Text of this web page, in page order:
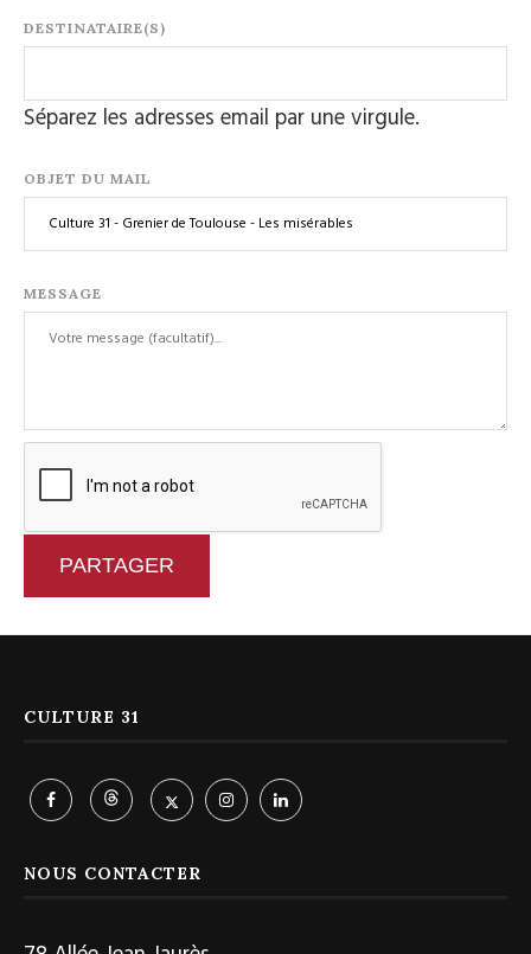
DESTINATAIRE(S)
Séparez les adresses email par une virgule.
OBJET DU MAIL
MESSAGE
PARTAGER
CULTURE 31
NOUS CONTACTER